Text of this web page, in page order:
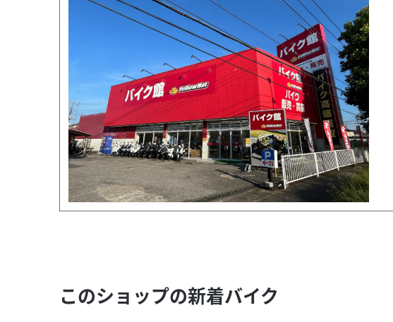
このショップの新着バイク